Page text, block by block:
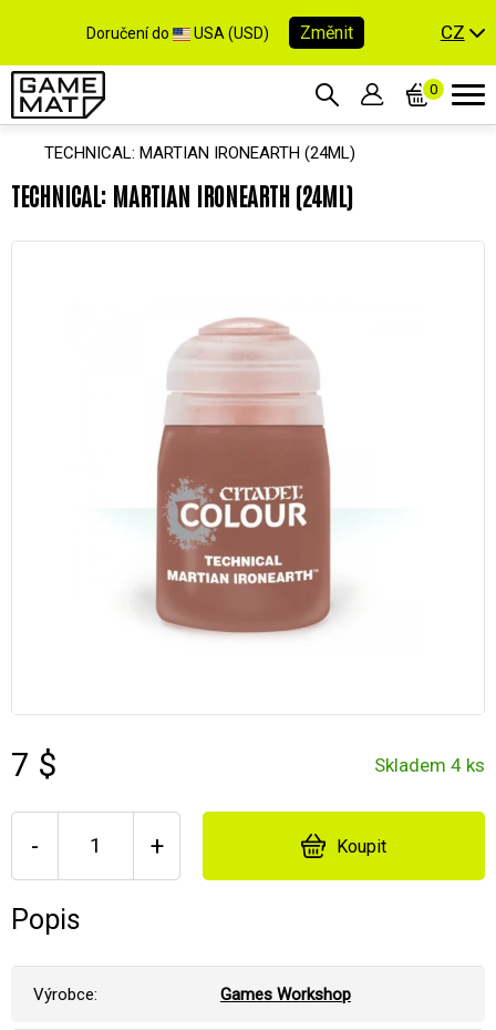
Doručení do USA (USD) Změnit CZ
0
TECHNICAL: MARTIAN IRONEARTH (24ML)
TECHNICAL: MARTIAN IRONEARTH (24ML)
7 $ Skladem 4 ks
- + Koupit
Popis
Výrobce: Games Workshop